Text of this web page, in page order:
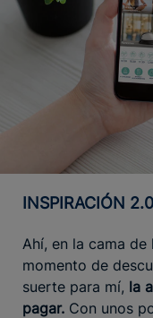
INSPIRACIÓN 2.0
Ahí, en la cama
momento de
suerte para mí, la
pagar. Con unos